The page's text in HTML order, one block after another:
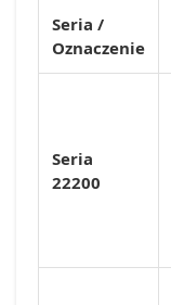
Seria /
Oznaczenie
Seria
22200